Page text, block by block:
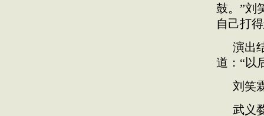
鼓。”刘
自己打
演出
道：“以
刘笑
武义